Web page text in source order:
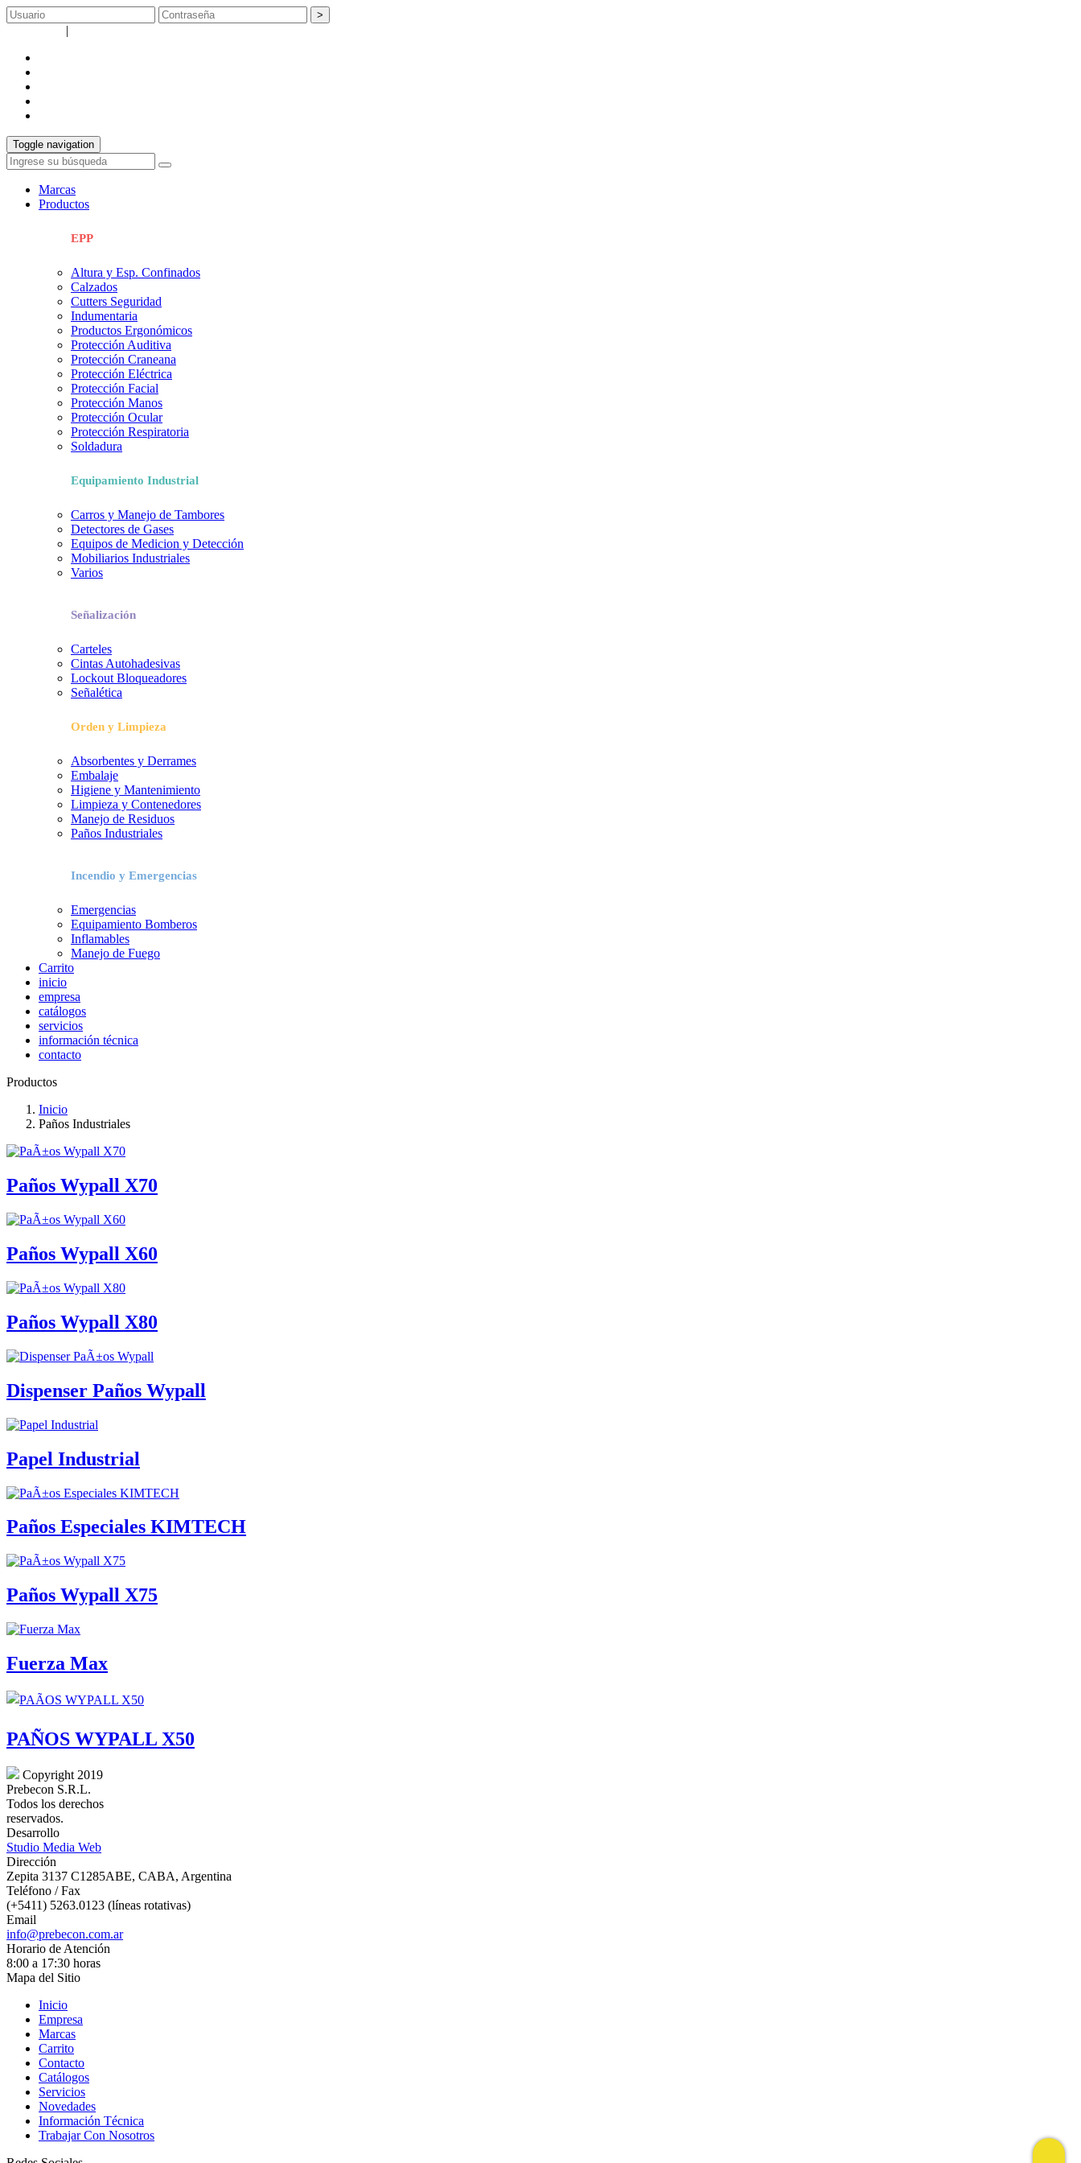
>
|
Toggle navigation
Marcas
Productos
EPP
Altura y Esp. Confinados
Calzados
Cutters Seguridad
Indumentaria
Productos Ergonómicos
Protección Auditiva
Protección Craneana
Protección Eléctrica
Protección Facial
Protección Manos
Protección Ocular
Protección Respiratoria
Soldadura
Equipamiento Industrial
Carros y Manejo de Tambores
Detectores de Gases
Equipos de Medicion y Detección
Mobiliarios Industriales
Varios
Señalización
Carteles
Cintas Autohadesivas
Lockout Bloqueadores
Señalética
Orden y Limpieza
Absorbentes y Derrames
Embalaje
Higiene y Mantenimiento
Limpieza y Contenedores
Manejo de Residuos
Paños Industriales
Incendio y Emergencias
Emergencias
Equipamiento Bomberos
Inflamables
Manejo de Fuego
Carrito
inicio
empresa
catálogos
servicios
información técnica
contacto
Productos
Inicio
Paños Industriales
Paños Wypall X70
Paños Wypall X60
Paños Wypall X80
Dispenser Paños Wypall
Papel Industrial
Paños Especiales KIMTECH
Paños Wypall X75
Fuerza Max
PAÑOS WYPALL X50
Copyright 2019
Prebecon S.R.L.
Todos los derechos
reservados.
Desarrollo
Studio Media Web
Dirección
Zepita 3137 C1285ABE, CABA, Argentina
Teléfono / Fax
(+5411) 5263.0123 (líneas rotativas)
Email
info@prebecon.com.ar
Horario de Atención
8:00 a 17:30 horas
Mapa del Sitio
Inicio
Empresa
Marcas
Carrito
Contacto
Catálogos
Servicios
Novedades
Información Técnica
Trabajar Con Nosotros